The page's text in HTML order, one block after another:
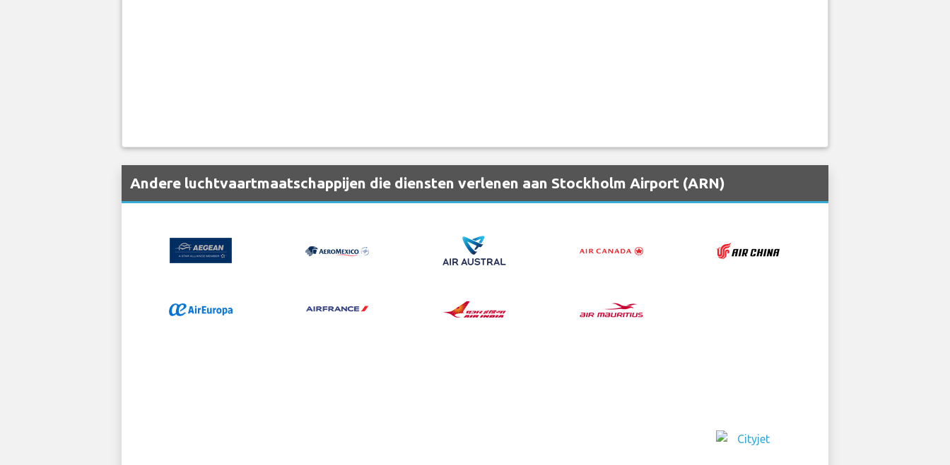
Andere luchtvaartmaatschappijen die diensten verlenen aan Stockholm Airport (ARN)